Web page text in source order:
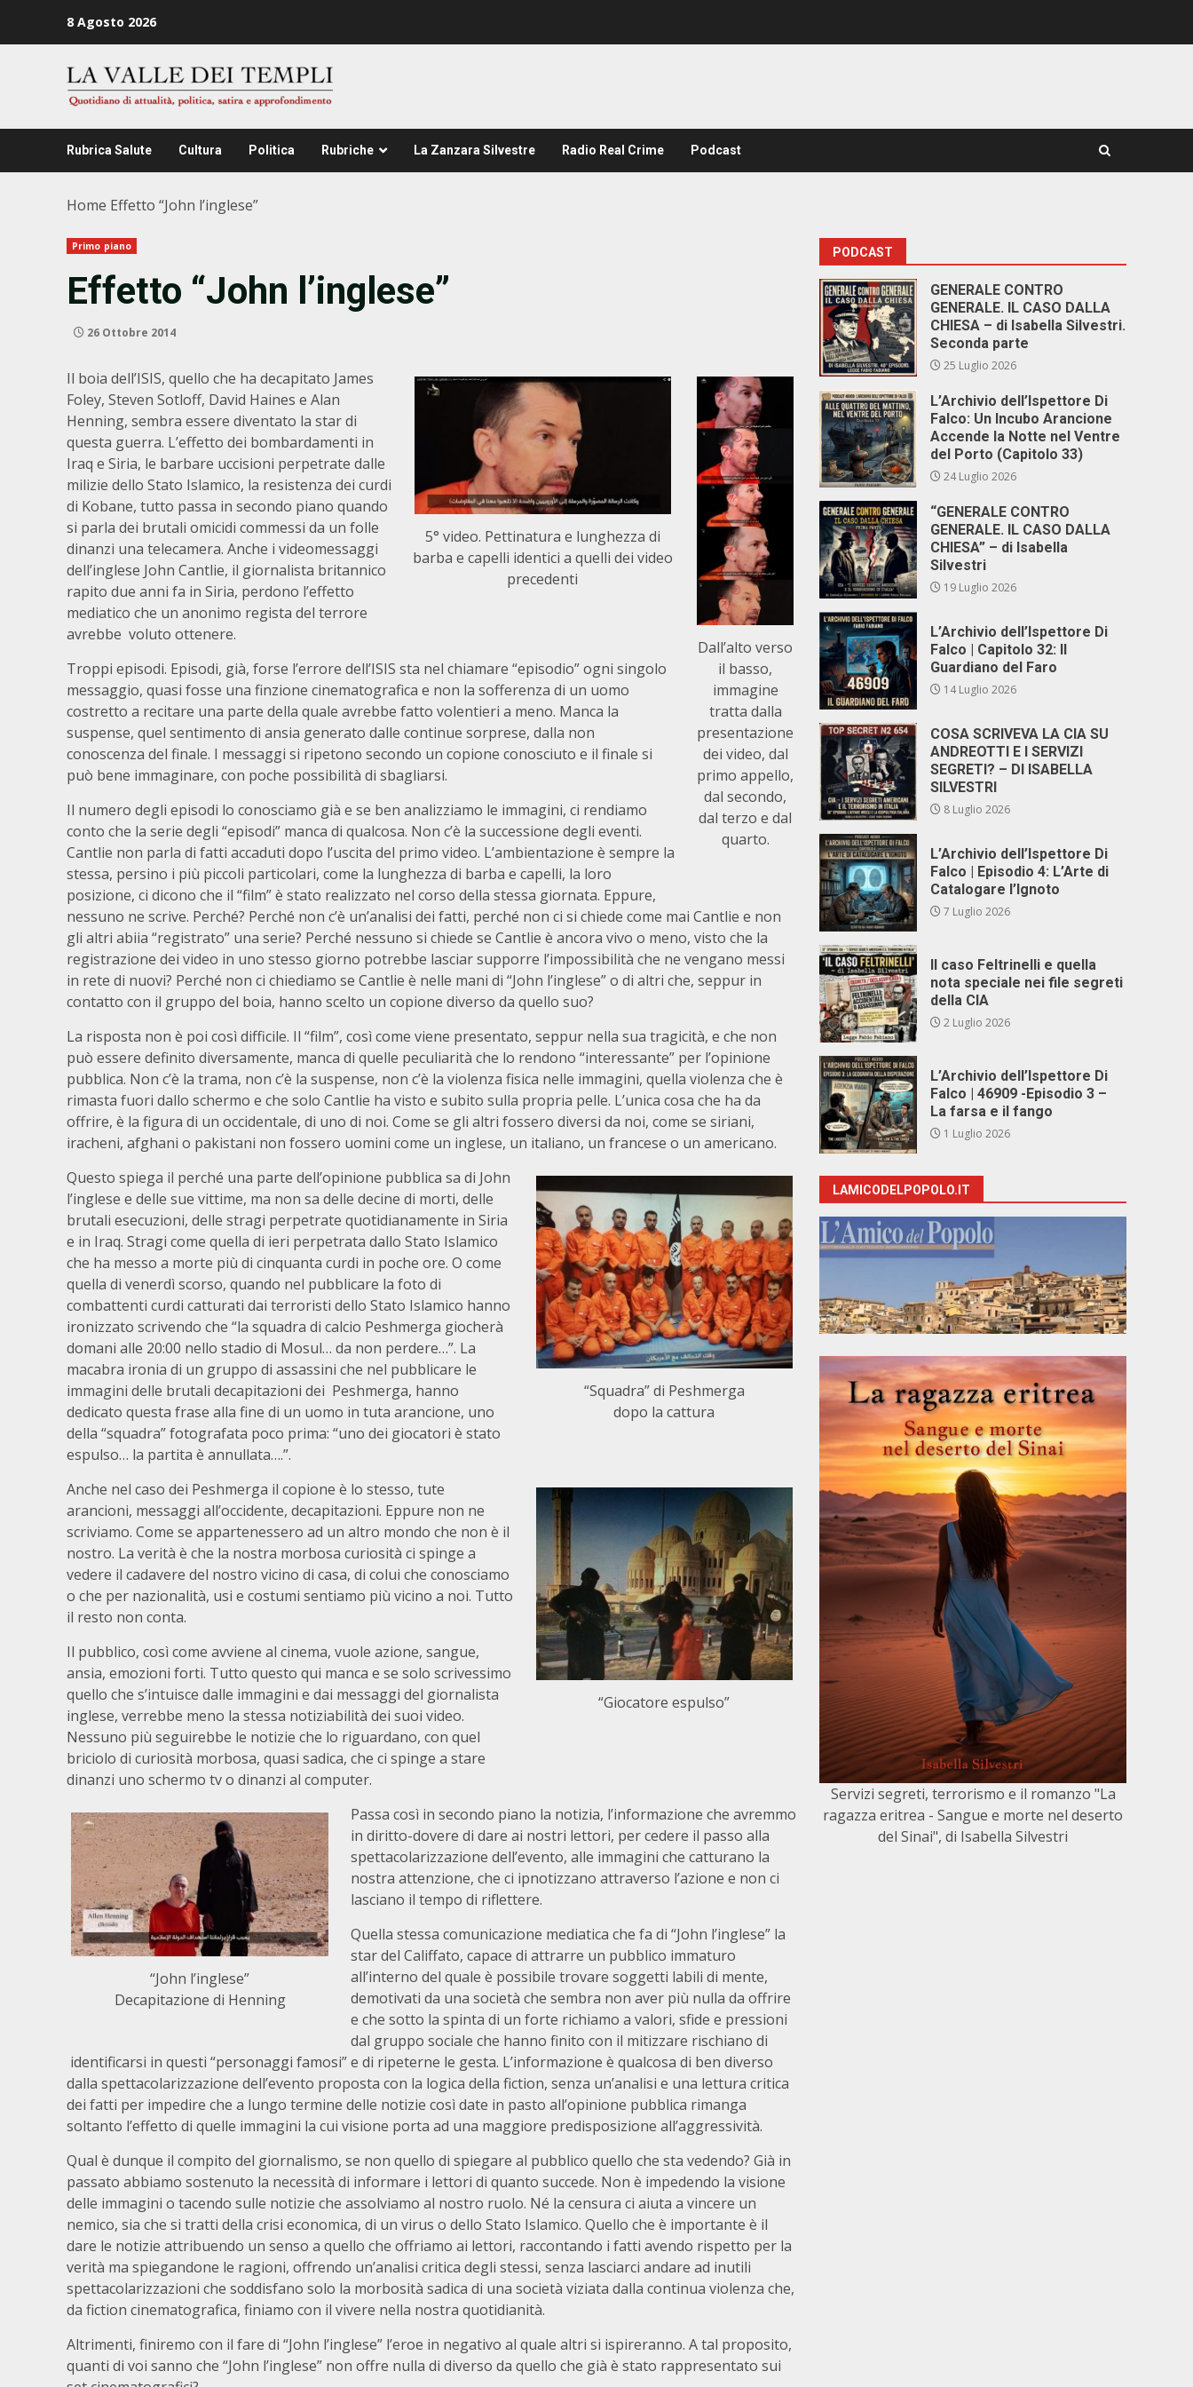
8 Agosto 2026
Rubrica Salute Cultura Politica Rubriche La Zanzara Silvestre Radio Real Crime Podcast
Home Effetto “John l’inglese”
Primo piano
Effetto “John l’inglese”
26 Ottobre 2014
Dall’alto verso
il basso,
immagine
tratta dalla
presentazione
dei video, dal
primo appello,
dal secondo,
dal terzo e dal
quarto.
5° video. Pettinatura e lunghezza di
barba e capelli identici a quelli dei video
precedenti
Il boia dell’ISIS, quello che ha decapitato James
Foley, Steven Sotloff, David Haines e Alan
Henning, sembra essere diventato la star di
questa guerra. L’effetto dei bombardamenti in
Iraq e Siria, le barbare uccisioni perpetrate dalle
milizie dello Stato Islamico, la resistenza dei curdi
di Kobane, tutto passa in secondo piano quando
si parla dei brutali omicidi commessi da un folle
dinanzi una telecamera. Anche i videomessaggi
dell’inglese John Cantlie, il giornalista britannico
rapito due anni fa in Siria, perdono l’effetto
mediatico che un anonimo regista del terrore
avrebbe voluto ottenere.
Troppi episodi. Episodi, già, forse l’errore dell’ISIS sta nel chiamare “episodio” ogni singolo
messaggio, quasi fosse una finzione cinematografica e non la sofferenza di un uomo
costretto a recitare una parte della quale avrebbe fatto volentieri a meno. Manca la
suspense, quel sentimento di ansia generato dalle continue sorprese, dalla non
conoscenza del finale. I messaggi si ripetono secondo un copione conosciuto e il finale si
può bene immaginare, con poche possibilità di sbagliarsi.
Il numero degli episodi lo conosciamo già e se ben analizziamo le immagini, ci rendiamo
conto che la serie degli “episodi” manca di qualcosa. Non c’è la successione degli eventi.
Cantlie non parla di fatti accaduti dopo l’uscita del primo video. L’ambientazione è sempre la
stessa, persino i più piccoli particolari, come la lunghezza di barba e capelli, la loro
posizione, ci dicono che il “film” è stato realizzato nel corso della stessa giornata. Eppure,
nessuno ne scrive. Perché? Perché non c’è un’analisi dei fatti, perché non ci si chiede come mai Cantlie e non
gli altri abiia “registrato” una serie? Perché nessuno si chiede se Cantlie è ancora vivo o meno, visto che la
registrazione dei video in uno stesso giorno potrebbe lasciar supporre l’impossibilità che ne vengano messi
in rete di nuovi? Perché non ci chiediamo se Cantlie è nelle mani di “John l’inglese” o di altri che, seppur in
contatto con il gruppo del boia, hanno scelto un copione diverso da quello suo?
La risposta non è poi così difficile. Il “film”, così come viene presentato, seppur nella sua tragicità, e che non
può essere definito diversamente, manca di quelle peculiarità che lo rendono “interessante” per l’opinione
pubblica. Non c’è la trama, non c’è la suspense, non c’è la violenza fisica nelle immagini, quella violenza che è
rimasta fuori dallo schermo e che solo Cantlie ha visto e subito sulla propria pelle. L’unica cosa che ha da
offrire, è la figura di un occidentale, di uno di noi. Come se gli altri fossero diversi da noi, come se siriani,
iracheni, afghani o pakistani non fossero uomini come un inglese, un italiano, un francese o un americano.
“Squadra” di Peshmerga
dopo la cattura
Questo spiega il perché una parte dell’opinione pubblica sa di John
l’inglese e delle sue vittime, ma non sa delle decine di morti, delle
brutali esecuzioni, delle stragi perpetrate quotidianamente in Siria
e in Iraq. Stragi come quella di ieri perpetrata dallo Stato Islamico
che ha messo a morte più di cinquanta curdi in poche ore. O come
quella di venerdì scorso, quando nel pubblicare la foto di
combattenti curdi catturati dai terroristi dello Stato Islamico hanno
ironizzato scrivendo che “la squadra di calcio Peshmerga giocherà
domani alle 20:00 nello stadio di Mosul… da non perdere…”. La
macabra ironia di un gruppo di assassini che nel pubblicare le
immagini delle brutali decapitazioni dei Peshmerga, hanno
dedicato questa frase alla fine di un uomo in tuta arancione, uno
della “squadra” fotografata poco prima: “uno dei giocatori è stato
espulso… la partita è annullata….”.
“Giocatore espulso”
Anche nel caso dei Peshmerga il copione è lo stesso, tute
arancioni, messaggi all’occidente, decapitazioni. Eppure non ne
scriviamo. Come se appartenessero ad un altro mondo che non è il
nostro. La verità è che la nostra morbosa curiosità ci spinge a
vedere il cadavere del nostro vicino di casa, di colui che conosciamo
o che per nazionalità, usi e costumi sentiamo più vicino a noi. Tutto
il resto non conta.
Il pubblico, così come avviene al cinema, vuole azione, sangue,
ansia, emozioni forti. Tutto questo qui manca e se solo scrivessimo
quello che s’intuisce dalle immagini e dai messaggi del giornalista
inglese, verrebbe meno la stessa notiziabilità dei suoi video.
Nessuno più seguirebbe le notizie che lo riguardano, con quel
briciolo di curiosità morbosa, quasi sadica, che ci spinge a stare
dinanzi uno schermo tv o dinanzi al computer.
“John l’inglese”
Decapitazione di Henning
Passa così in secondo piano la notizia, l’informazione che avremmo
in diritto-dovere di dare ai nostri lettori, per cedere il passo alla
spettacolarizzazione dell’evento, alle immagini che catturano la
nostra attenzione, che ci ipnotizzano attraverso l’azione e non ci
lasciano il tempo di riflettere.
Quella stessa comunicazione mediatica che fa di “John l’inglese” la
star del Califfato, capace di attrarre un pubblico immaturo
all’interno del quale è possibile trovare soggetti labili di mente,
demotivati da una società che sembra non aver più nulla da offrire
e che sotto la spinta di un forte richiamo a valori, sfide e pressioni
dal gruppo sociale che hanno finito con il mitizzare rischiano di
identificarsi in questi “personaggi famosi” e di ripeterne le gesta. L’informazione è qualcosa di ben diverso
dalla spettacolarizzazione dell’evento proposta con la logica della fiction, senza un’analisi e una lettura critica
dei fatti per impedire che a lungo termine delle notizie così date in pasto all’opinione pubblica rimanga
soltanto l’effetto di quelle immagini la cui visione porta ad una maggiore predisposizione all’aggressività.
Qual è dunque il compito del giornalismo, se non quello di spiegare al pubblico quello che sta vedendo? Già in
passato abbiamo sostenuto la necessità di informare i lettori di quanto succede. Non è impedendo la visione
delle immagini o tacendo sulle notizie che assolviamo al nostro ruolo. Né la censura ci aiuta a vincere un
nemico, sia che si tratti della crisi economica, di un virus o dello Stato Islamico. Quello che è importante è il
dare le notizie attribuendo un senso a quello che offriamo ai lettori, raccontando i fatti avendo rispetto per la
verità ma spiegandone le ragioni, offrendo un’analisi critica degli stessi, senza lasciarci andare ad inutili
spettacolarizzazioni che soddisfano solo la morbosità sadica di una società viziata dalla continua violenza che,
da fiction cinematografica, finiamo con il vivere nella nostra quotidianità.
Altrimenti, finiremo con il fare di “John l’inglese” l’eroe in negativo al quale altri si ispireranno. A tal proposito,
quanti di voi sanno che “John l’inglese” non offre nulla di diverso da quello che già è stato rappresentato sui
PODCAST
GENERALE CONTRO
GENERALE. IL CASO DALLA
CHIESA – di Isabella Silvestri.
Seconda parte
25 Luglio 2026
L’Archivio dell’Ispettore Di
Falco: Un Incubo Arancione
Accende la Notte nel Ventre
del Porto (Capitolo 33)
24 Luglio 2026
“GENERALE CONTRO
GENERALE. IL CASO DALLA
CHIESA” – di Isabella
Silvestri
19 Luglio 2026
L’Archivio dell’Ispettore Di
Falco | Capitolo 32: Il
Guardiano del Faro
14 Luglio 2026
COSA SCRIVEVA LA CIA SU
ANDREOTTI E I SERVIZI
SEGRETI? – DI ISABELLA
SILVESTRI
8 Luglio 2026
L’Archivio dell’Ispettore Di
Falco | Episodio 4: L’Arte di
Catalogare l’Ignoto
7 Luglio 2026
Il caso Feltrinelli e quella
nota speciale nei file segreti
della CIA
2 Luglio 2026
L’Archivio dell’Ispettore Di
Falco | 46909 -Episodio 3 –
La farsa e il fango
1 Luglio 2026
LAMICODELPOPOLO.IT
Servizi segreti, terrorismo e il romanzo "La
ragazza eritrea - Sangue e morte nel deserto
del Sinai", di Isabella Silvestri